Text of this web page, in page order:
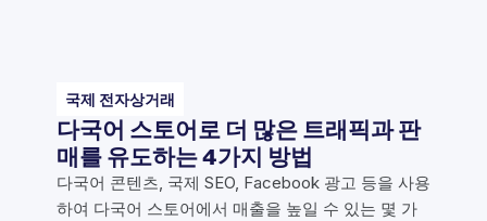
국제 전자상거래
다국어 스토어로 더 많은 트래픽과 판
매를 유도하는 4가지 방법
다국어 콘텐츠, 국제 SEO, Facebook 광고 등을 사용
하여 다국어 스토어에서 매출을 높일 수 있는 몇 가